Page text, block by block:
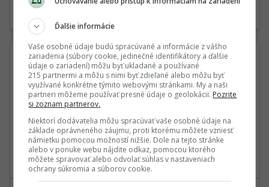
Nahlásiť nevhodný inzerát
Napíš predávajúcemu priamo
tu
Váš e-mail
Odoslať
Ďalšie informácie
Vaše osobné údaje budú spracúvané a informácie z vášho
zariadenia (súbory cookie, jedinečné identifikátory a ďalšie
údaje o zariadení) môžu byť ukladané a používané
215 partnermi a môžu s nimi byť zdieľané alebo môžu byť
využívané konkrétne týmito webovými stránkami. My a naši
partneri môžeme používať presné údaje o geolokácii. Pozrite
si zoznam partnerov.
Niektorí dodávatelia môžu spracúvať vaše osobné údaje na
základe oprávneného záujmu, proti ktorému môžete vzniesť
námietku pomocou možností nižšie. Dole na tejto stránke
alebo v ponuke webu nájdite odkaz, pomocou ktorého
môžete spravovať alebo odvolať súhlas v nastaveniach
ochrany súkromia a súborov cookie.